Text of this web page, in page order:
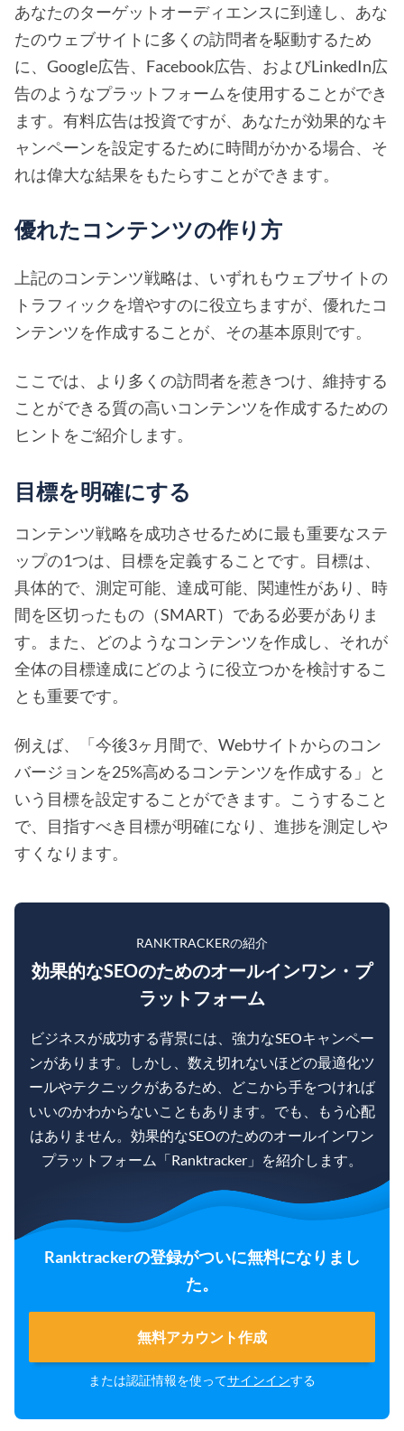
あなたのターゲットオーディエンスに到達し、あな
たのウェブサイトに多くの訪問者を駆動するため
に、Google広告、Facebook広告、およびLinkedIn広
告のようなプラットフォームを使用することができ
ます。有料広告は投資ですが、あなたが効果的なキ
ャンペーンを設定するために時間がかかる場合、そ
れは偉大な結果をもたらすことができます。
優れたコンテンツの作り方
上記のコンテンツ戦略は、いずれもウェブサイトの
トラフィックを増やすのに役立ちますが、優れたコ
ンテンツを作成することが、その基本原則です。
ここでは、より多くの訪問者を惹きつけ、維持する
ことができる質の高いコンテンツを作成するための
ヒントをご紹介します。
目標を明確にする
コンテンツ戦略を成功させるために最も重要なステ
ップの1つは、目標を定義することです。目標は、
具体的で、測定可能、達成可能、関連性があり、時
間を区切ったもの（SMART）である必要がありま
す。また、どのようなコンテンツを作成し、それが
全体の目標達成にどのように役立つかを検討するこ
とも重要です。
例えば、「今後3ヶ月間で、Webサイトからのコン
バージョンを25%高めるコンテンツを作成する」と
いう目標を設定することができます。こうすること
で、目指すべき目標が明確になり、進捗を測定しや
すくなります。
RANKTRACKERの紹介
効果的なSEOのためのオールインワン・プ
ラットフォーム
ビジネスが成功する背景には、強力なSEOキャンペー
ンがあります。しかし、数え切れないほどの最適化ツ
ールやテクニックがあるため、どこから手をつければ
いいのかわからないこともあります。でも、もう心配
はありません。効果的なSEOのためのオールインワン
プラットフォーム「Ranktracker」を紹介します。
Ranktrackerの登録がついに無料になりまし
た。
無料アカウント作成
または認証情報を使ってサインインする